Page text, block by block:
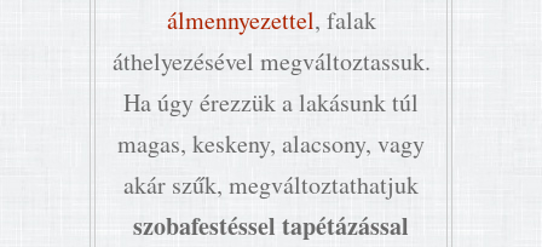
álmennyezettel, falak
áthelyezésével megváltoztassuk.
Ha úgy érezzük a lakásunk túl
magas, keskeny, alacsony, vagy
akár szűk, megváltoztathatjuk
szobafestéssel tapétázással